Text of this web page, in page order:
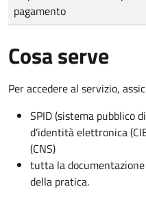
pagamento
Cosa serve
Per accedere al servizio,
SPID (sistema pubblico
d’identità elettronica
(CNS)
tutta la
della pratica.